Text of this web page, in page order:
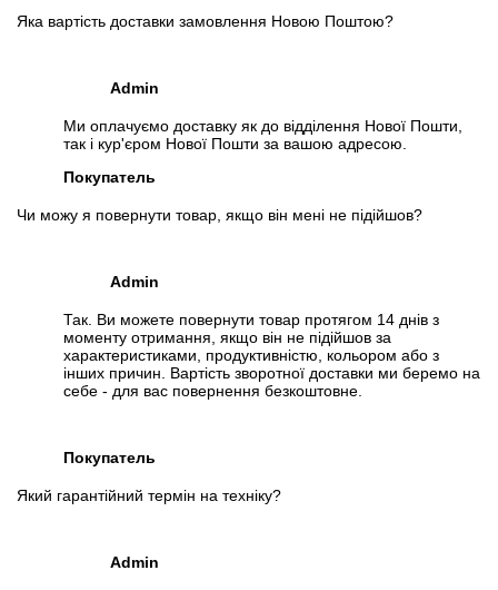
Яка вартість доставки замовлення Новою Поштою?
Admin
Ми оплачуємо доставку як до відділення Нової Пошти,
так і кур'єром Нової Пошти за вашою адресою.
Покупатель
Чи можу я повернути товар, якщо він мені не підійшов?
Admin
Так. Ви можете повернути товар протягом 14 днів з
моменту отримання, якщо він не підійшов за
характеристиками, продуктивністю, кольором або з
інших причин. Вартість зворотної доставки ми беремо на
себе - для вас повернення безкоштовне.
Покупатель
Який гарантійний термін на техніку?
Admin